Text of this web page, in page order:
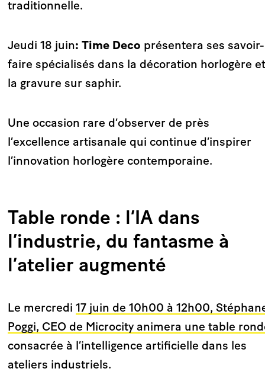
traditionnelle.
Jeudi 18 juin: Time Deco présentera ses savoir-
faire spécialisés dans la décoration horlogère et
la gravure sur saphir.
Une occasion rare d’observer de près
l’excellence artisanale qui continue d’inspirer
l’innovation horlogère contemporaine.
Table ronde : l’IA dans
l’industrie, du fantasme à
l’atelier augmenté
Le mercredi 17 juin de 10h00 à 12h00,
Poggi, CEO de Microcity animera une table
consacrée à l’intelligence artificielle dans les
ateliers industriels.